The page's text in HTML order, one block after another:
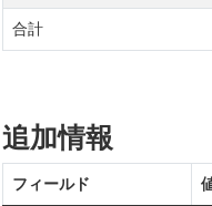
合計
追加情報
フィールド